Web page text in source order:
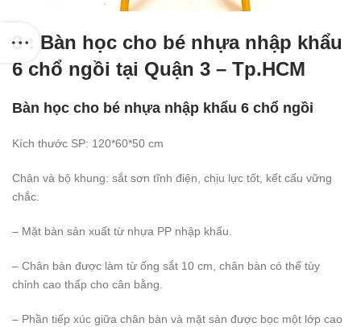
3 : Bàn học cho bé nhựa nhập khẩu
6 chổ ngồi tại Quận 3 – Tp.HCM
Bàn học cho bé nhựa nhập khẩu 6 chổ ngồi
Kích thước SP: 120*60*50 cm
Chân và bộ khung: sắt sơn tĩnh điện, chịu lực tốt, kết cấu vững
chắc.
– Mặt bàn sản xuất từ nhựa PP nhập khẩu.
– Chân bàn được làm từ ống sắt 10 cm, chân bàn có thể tùy
chỉnh cao thấp cho cân bằng.
– Phần tiếp xúc giữa chân bàn và mặt sàn được bọc một lớp cao